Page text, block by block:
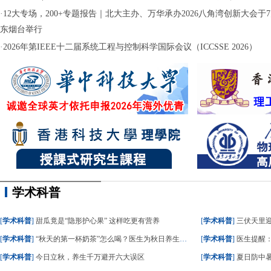
· 12大专场，200+专题报告｜北大主办、万华承办2026八角湾创新大会于
东烟台举行
·2026年第IEEE十二届系统工程与控制科学国际会议（ICCSSE 2026）
学术科普
[学术科普] 甜瓜竟是“隐形护心果” 这样吃更有营养
[学术科普] “秋天的第一杯奶茶”怎么喝？医生为秋日养生饮食划重点
[学术科普] 今日立秋，养生千万避开六大误区
[学术科普] 三伏天里
[学术科普] 医生提醒
[学术科普] 夏日防中